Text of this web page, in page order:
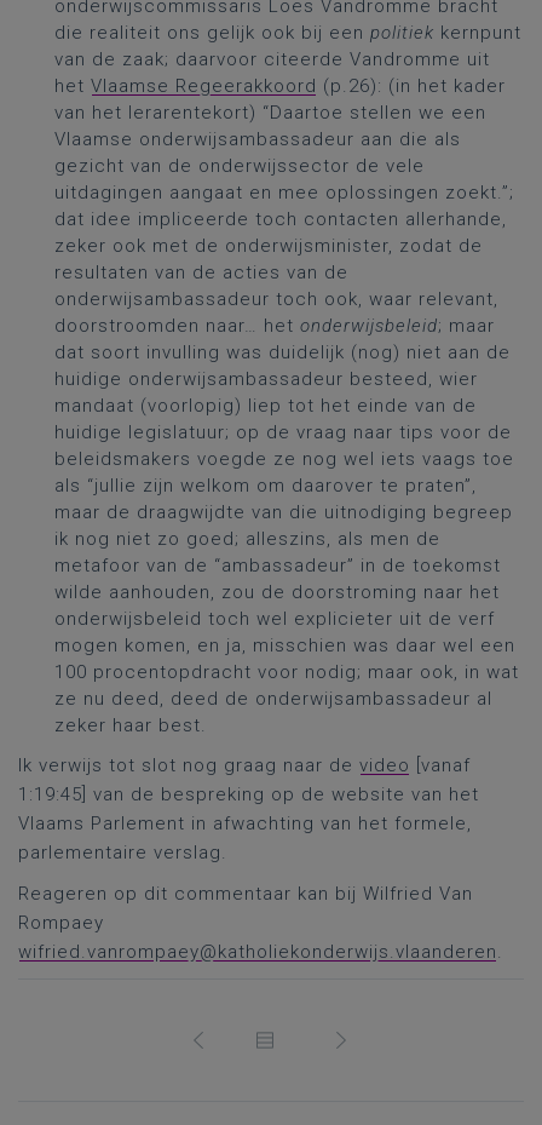
onderwijscommissaris Loes Vandromme bracht
die realiteit ons gelijk ook bij een politiek kernpunt
van de zaak; daarvoor citeerde Vandromme uit
het Vlaamse Regeerakkoord (p.26): (in het kader
van het lerarentekort) “Daartoe stellen we een
Vlaamse onderwijsambassadeur aan die als
gezicht van de onderwijssector de vele
uitdagingen aangaat en mee oplossingen zoekt.”;
dat idee impliceerde toch contacten allerhande,
zeker ook met de onderwijsminister, zodat de
resultaten van de acties van de
onderwijsambassadeur toch ook, waar relevant,
doorstroomden naar… het onderwijsbeleid; maar
dat soort invulling was duidelijk (nog) niet aan de
huidige onderwijsambassadeur besteed, wier
mandaat (voorlopig) liep tot het einde van de
huidige legislatuur; op de vraag naar tips voor de
beleidsmakers voegde ze nog wel iets vaags toe
als “jullie zijn welkom om daarover te praten”,
maar de draagwijdte van die uitnodiging begreep
ik nog niet zo goed; alleszins, als men de
metafoor van de “ambassadeur” in de toekomst
wilde aanhouden, zou de doorstroming naar het
onderwijsbeleid toch wel explicieter uit de verf
mogen komen, en ja, misschien was daar wel een
100 procentopdracht voor nodig; maar ook, in wat
ze nu deed, deed de onderwijsambassadeur al
zeker haar best.
Ik verwijs tot slot nog graag naar de video
[vanaf
1:19:45] van de bespreking op de website van het
Vlaams Parlement in afwachting van het formele,
parlementaire verslag.
Reageren op dit commentaar kan bij Wilfried Van
Rompaey
wifried.vanrompaey@katholiekonderwijs.vlaanderen.